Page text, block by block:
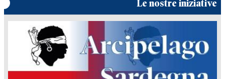
Le nostre iniziative